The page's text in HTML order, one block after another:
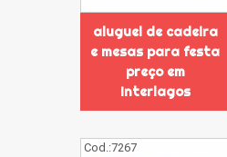
aluguel de cadeira
e mesas para festa
preço em
Interlagos
Cod.:7267